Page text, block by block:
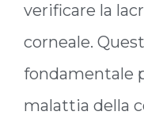
verificare la
corneale.
fondamentale
malattia della